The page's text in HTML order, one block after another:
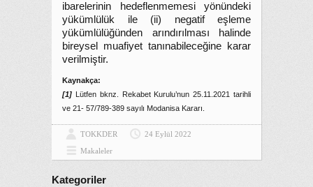
ibarelerinin hedeflenmemesi yönündeki
yükümlülük ile (ii) negatif eşleme
yükümlülüğünden arındırılması halinde
bireysel muafiyet tanınabileceğine karar
verilmiştir.
Kaynakça:
[1] Lütfen bknz. Rekabet Kurulu’nun 25.11.2021 tarihli
ve 21- 57/789-389 sayılı Modanisa Kararı.
TOKKDER
24 Eylül 2022
Makaleler
Kategoriler